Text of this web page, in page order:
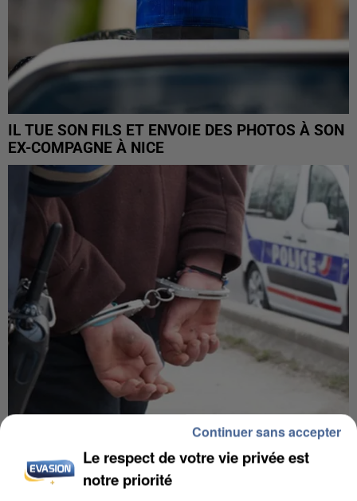
IL TUE SON FILS ET ENVOIE DES PHOTOS À SON
EX-COMPAGNE À NICE
L’UN DES FONDATEURS SUPPOSÉS DE LA DZ
MAFIA INTERPELLÉ EN ALGÉRIE
Le respect de votre vie privée est
notre priorité
Continuer sans accepter